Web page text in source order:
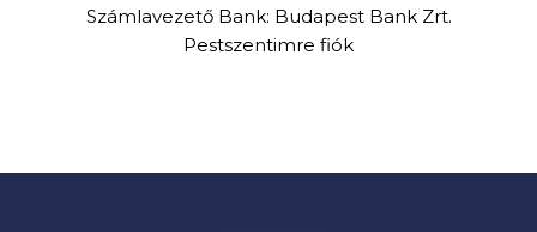
Számlavezető Bank: Budapest Bank Zrt.
Pestszentimre fiók